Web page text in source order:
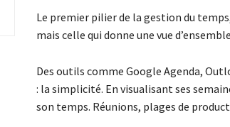
Le premier pilier de la gestion du
mais celle qui donne une vue
Des outils comme Google Agenda,
: la simplicité. En visualisant ses
son temps. Réunions, plages de